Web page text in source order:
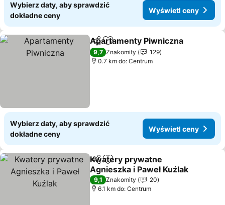
Wybierz daty, aby sprawdzić
dokładne ceny
Wyświetl ceny
Udostępnij
Dodaj do ulubionych
Apartamenty Piwniczna
9,7 Znakomity
129
0.7 km do: Centrum
Wybierz daty, aby sprawdzić
dokładne ceny
Wyświetl ceny
Udostępnij
Dodaj do ulubionych
Kwatery prywatne
Agnieszka i Paweł Kuźlak
9,1 Znakomity
20
6.1 km do: Centrum